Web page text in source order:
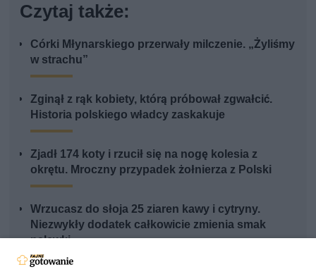
Czytaj także:
Córki Młynarskiego przerwały milczenie. „Żyliśmy
w strachu”
Zginął z rąk kobiety, którą próbował zgwałcić.
Historia polskiego władcy zaskakuje
Zjadł 174 koty i rzucił się na nogę kolesia z
okrętu. Mroczny przypadek żołnierza z Polski
Wrzucasz do słoja 25 ziaren kawy i cytryny.
Niezwykły dodatek całkowicie zmienia smak
nalewki